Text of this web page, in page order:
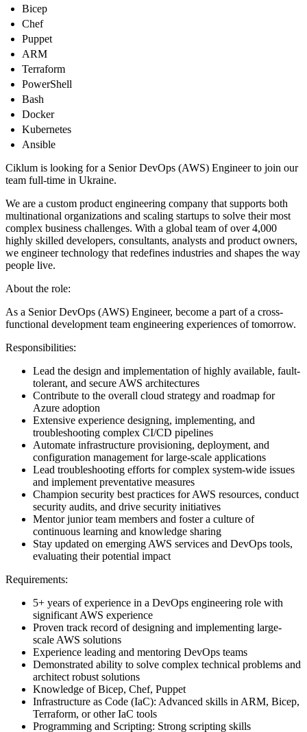
Bicep
Chef
Puppet
ARM
Terraform
PowerShell
Bash
Docker
Kubernetes
Ansible
Ciklum is looking for a Senior DevOps (AWS) Engineer to join our
team full-time in Ukraine.
We are a custom product engineering company that supports both
multinational organizations and scaling startups to solve their most
complex business challenges. With a global team of over 4,000
highly skilled developers, consultants, analysts and product owners,
we engineer technology that redefines industries and shapes the way
people live.
About the role:
As a Senior DevOps (AWS) Engineer, become a part of a cross-
functional development team engineering experiences of tomorrow.
Responsibilities:
Lead the design and implementation of highly available, fault-
tolerant, and secure AWS architectures
Contribute to the overall cloud strategy and roadmap for
Azure adoption
Extensive experience designing, implementing, and
troubleshooting complex CI/CD pipelines
Automate infrastructure provisioning, deployment, and
configuration management for large-scale applications
Lead troubleshooting efforts for complex system-wide issues
and implement preventative measures
Champion security best practices for AWS resources, conduct
security audits, and drive security initiatives
Mentor junior team members and foster a culture of
continuous learning and knowledge sharing
Stay updated on emerging AWS services and DevOps tools,
evaluating their potential impact
Requirements:
5+ years of experience in a DevOps engineering role with
significant AWS experience
Proven track record of designing and implementing large-
scale AWS solutions
Experience leading and mentoring DevOps teams
Demonstrated ability to solve complex technical problems and
architect robust solutions
Knowledge of Bicep, Chef, Puppet
Infrastructure as Code (IaC): Advanced skills in ARM, Bicep,
Terraform, or other IaC tools
Programming and Scripting: Strong scripting skills